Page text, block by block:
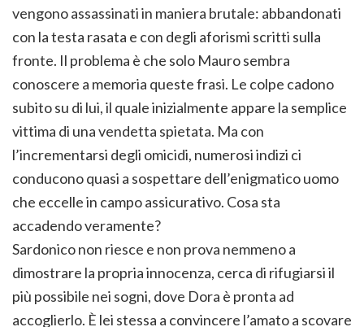
vengono assassinati in maniera brutale: abbandonati
con la testa rasata e con degli aforismi scritti sulla
fronte. Il problema è che solo Mauro sembra
conoscere a memoria queste frasi. Le colpe cadono
subito su di lui, il quale inizialmente appare la semplice
vittima di una vendetta spietata. Ma con
l’incrementarsi degli omicidi, numerosi indizi ci
conducono quasi a sospettare dell’enigmatico uomo
che eccelle in campo assicurativo. Cosa sta
accadendo veramente?
Sardonico non riesce e non prova nemmeno a
dimostrare la propria innocenza, cerca di rifugiarsi il
più possibile nei sogni, dove Dora è pronta ad
accoglierlo. È lei stessa a convincere l’amato a scovare